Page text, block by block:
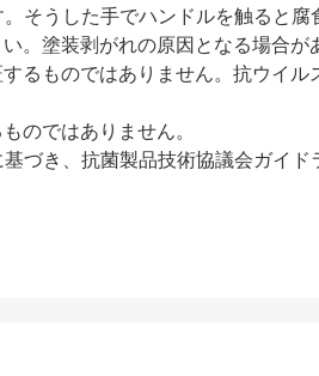
そうした手でハンドルを触ると腐
。塗装剥がれの原因となる場合が
るものではありません。抗ウイ
のではありません。
づき、抗菌製品技術協議会ガイ